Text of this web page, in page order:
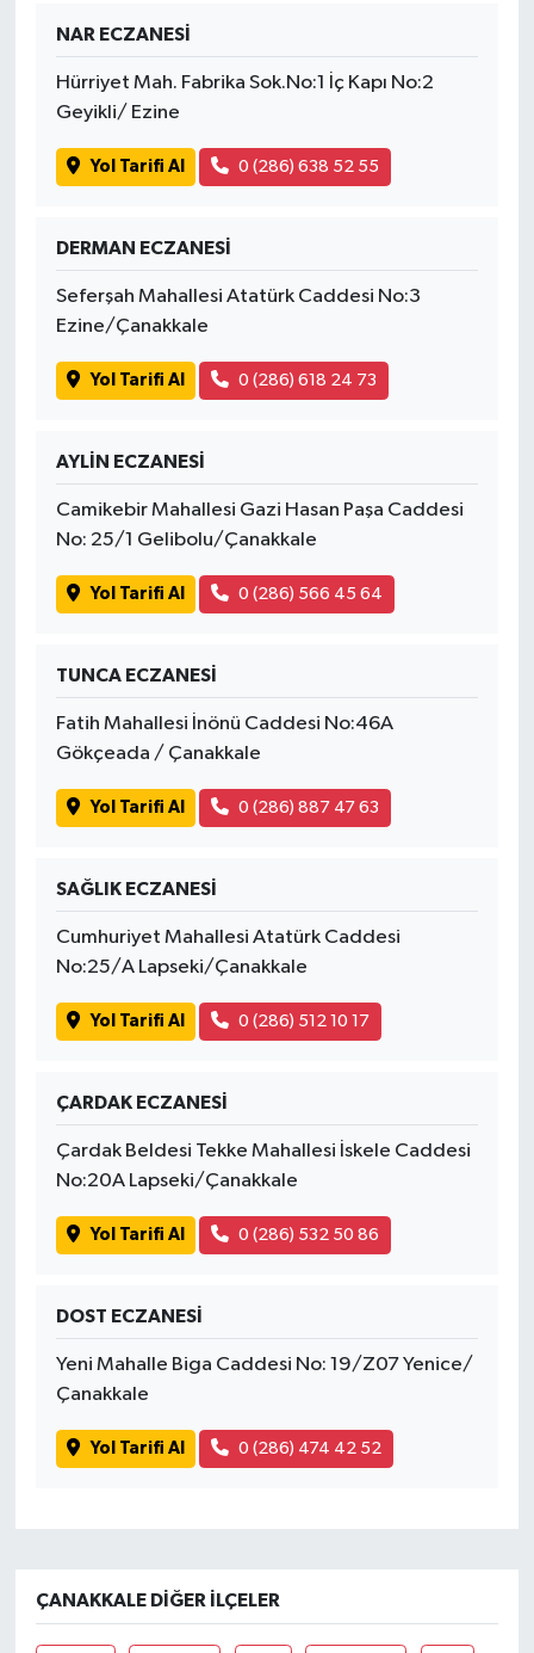
NAR ECZANESİ
Hürriyet Mah. Fabrika Sok.No:1 İç Kapı No:2
Geyikli/ Ezine
Yol Tarifi Al 0 (286) 638 52 55
DERMAN ECZANESİ
Seferşah Mahallesi Atatürk Caddesi No:3
Ezine/Çanakkale
Yol Tarifi Al 0 (286) 618 24 73
AYLİN ECZANESİ
Camikebir Mahallesi Gazi Hasan Paşa Caddesi
No: 25/1 Gelibolu/Çanakkale
Yol Tarifi Al 0 (286) 566 45 64
TUNCA ECZANESİ
Fatih Mahallesi İnönü Caddesi No:46A
Gökçeada / Çanakkale
Yol Tarifi Al 0 (286) 887 47 63
SAĞLIK ECZANESİ
Cumhuriyet Mahallesi Atatürk Caddesi
No:25/A Lapseki/Çanakkale
Yol Tarifi Al 0 (286) 512 10 17
ÇARDAK ECZANESİ
Çardak Beldesi Tekke Mahallesi İskele Caddesi
No:20A Lapseki/Çanakkale
Yol Tarifi Al 0 (286) 532 50 86
DOST ECZANESİ
Yeni Mahalle Biga Caddesi No: 19/Z07 Yenice/
Çanakkale
Yol Tarifi Al 0 (286) 474 42 52
ÇANAKKALE DIĞER İLÇELER
TARİHTE BUGÜN
VİZYONDAKİLER
YAŞAM